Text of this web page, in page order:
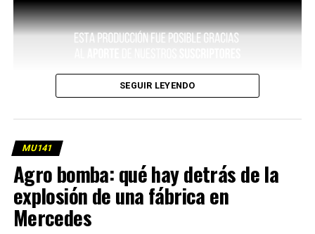
SEGUIR LEYENDO
MU141
Agro bomba: qué hay detrás de la
explosión de una fábrica en
Mercedes